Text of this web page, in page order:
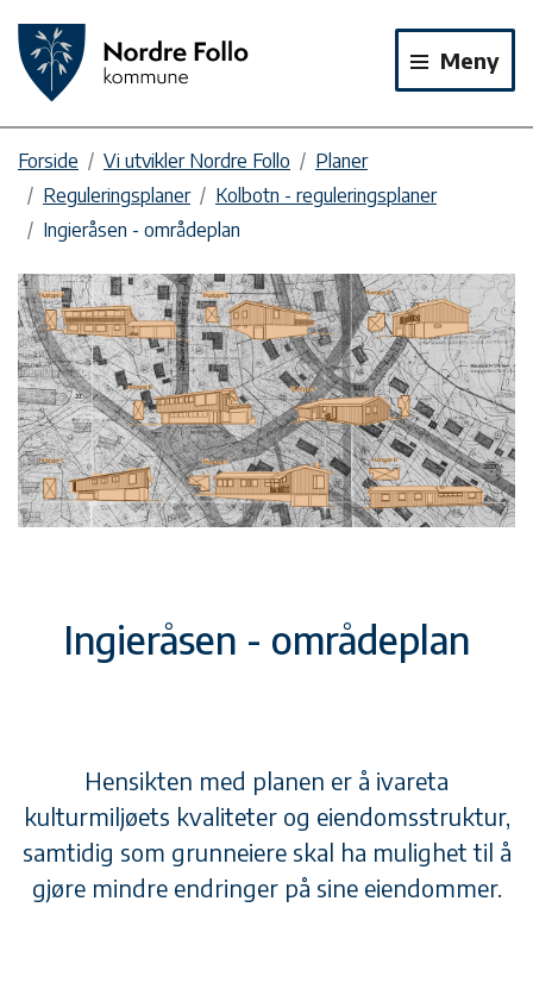
Meny
Forside Vi utvikler Nordre Follo
Planer
Reguleringsplaner
Kolbotn - reguleringsplaner
Ingieråsen - områdeplan
Ingieråsen - områdeplan
Hensikten med planen er å ivareta
kulturmiljøets kvaliteter og eiendomsstruktur,
samtidig som grunneiere skal ha mulighet til å
gjøre mindre endringer på sine eiendommer.